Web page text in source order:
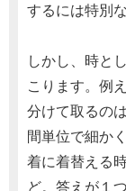
するには特別
しかし、時と
こります。例え
分けて取るの
間単位で細か
着に着替える
ど。答えが１